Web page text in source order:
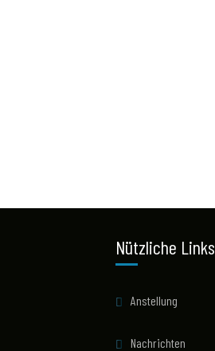
Nützliche Links
Anstellung
Nachrichten